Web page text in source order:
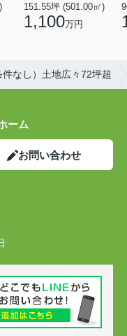
151.55坪 (501.00㎡)
1,100万円
なし）土地広々72坪超
ーム
お問い合わせ